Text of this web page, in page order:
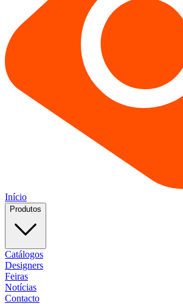
Início
Produtos
Catálogos
Designers
Feiras
Notícias
Contacto